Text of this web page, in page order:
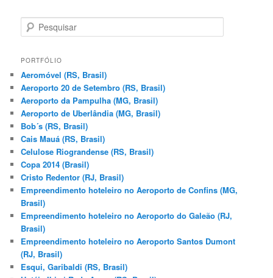
e
q
i
s
a
r
PORTFÓLIO
Aeromóvel (RS, Brasil)
Aeroporto 20 de Setembro (RS, Brasil)
Aeroporto da Pampulha (MG, Brasil)
Aeroporto de Uberlândia (MG, Brasil)
Bob´s (RS, Brasil)
Cais Mauá (RS, Brasil)
Celulose Riograndense (RS, Brasil)
Copa 2014 (Brasil)
Cristo Redentor (RJ, Brasil)
Empreendimento hoteleiro no Aeroporto de Confins (MG,
Brasil)
Empreendimento hoteleiro no Aeroporto do Galeão (RJ,
Brasil)
Empreendimento hoteleiro no Aeroporto Santos Dumont
(RJ, Brasil)
Esqui, Garibaldi (RS, Brasil)